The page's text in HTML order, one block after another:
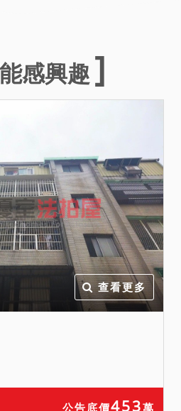
感興趣
查看更多
公告底價453萬